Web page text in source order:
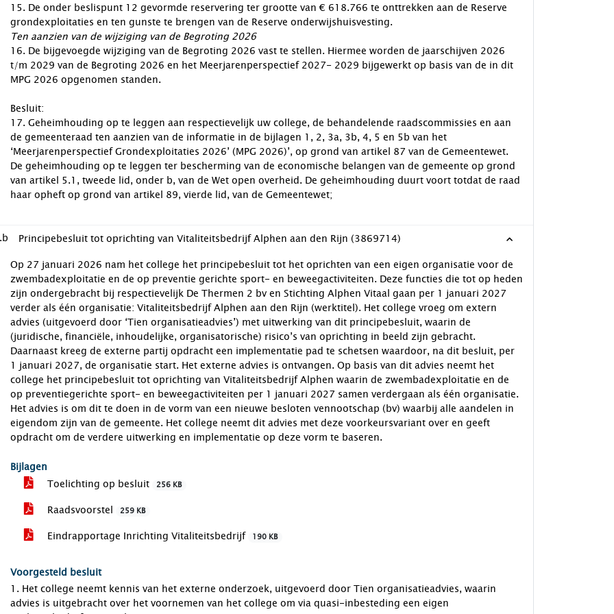
15. De onder beslispunt 12 gevormde reservering ter grootte van € 618.766 te onttrekken aan de Reserve
grondexploitaties en ten gunste te brengen van de Reserve onderwijshuisvesting.
Ten aanzien van de wijziging van de Begroting 2026
16. De bijgevoegde wijziging van de Begroting 2026 vast te stellen. Hiermee worden de jaarschijven 2026
t/m 2029 van de Begroting 2026 en het Meerjarenperspectief 2027- 2029 bijgewerkt op basis van de in dit
MPG 2026 opgenomen standen.
Besluit:
17. Geheimhouding op te leggen aan respectievelijk uw college, de behandelende raadscommissies en aan
de gemeenteraad ten aanzien van de informatie in de bijlagen 1, 2, 3a, 3b, 4, 5 en 5b van het
‘Meerjarenperspectief Grondexploitaties 2026’ (MPG 2026)’, op grond van artikel 87 van de Gemeentewet.
De geheimhouding op te leggen ter bescherming van de economische belangen van de gemeente op grond
van artikel 5.1, tweede lid, onder b, van de Wet open overheid. De geheimhouding duurt voort totdat de raad
haar opheft op grond van artikel 89, vierde lid, van de Gemeentewet;
Principebesluit tot oprichting van Vitaliteitsbedrijf Alphen aan den Rijn (3869714)
Op 27 januari 2026 nam het college het principebesluit tot het oprichten van een eigen organisatie voor de
zwembadexploitatie en de op preventie gerichte sport- en beweegactiviteiten. Deze functies die tot op heden
zijn ondergebracht bij respectievelijk De Thermen 2 bv en Stichting Alphen Vitaal gaan per 1 januari 2027
verder als één organisatie: Vitaliteitsbedrijf Alphen aan den Rijn (werktitel). Het college vroeg om extern
advies (uitgevoerd door ‘Tien organisatieadvies’) met uitwerking van dit principebesluit, waarin de
(juridische, financiële, inhoudelijke, organisatorische) risico’s van oprichting in beeld zijn gebracht.
Daarnaast kreeg de externe partij opdracht een implementatie pad te schetsen waardoor, na dit besluit, per
1 januari 2027, de organisatie start. Het externe advies is ontvangen. Op basis van dit advies neemt het
college het principebesluit tot oprichting van Vitaliteitsbedrijf Alphen waarin de zwembadexploitatie en de
op preventiegerichte sport- en beweegactiviteiten per 1 januari 2027 samen verdergaan als één organisatie.
Het advies is om dit te doen in de vorm van een nieuwe besloten vennootschap (bv) waarbij alle aandelen in
eigendom zijn van de gemeente. Het college neemt dit advies met deze voorkeursvariant over en geeft
opdracht om de verdere uitwerking en implementatie op deze vorm te baseren.
Bijlagen
Toelichting op besluit
256 KB
Raadsvoorstel 259 KB
Eindrapportage Inrichting Vitaliteitsbedrijf 190 KB
Voorgesteld besluit
1. Het college neemt kennis van het externe onderzoek, uitgevoerd door Tien organisatieadvies, waarin
advies is uitgebracht over het voornemen van het college om via quasi-inbesteding een eigen